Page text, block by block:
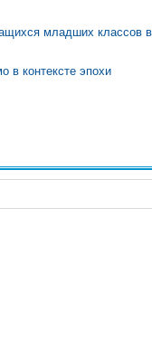
младших классов в
в контексте эпохи